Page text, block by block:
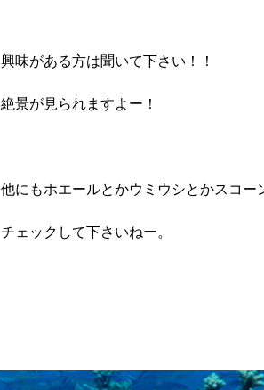
興味がある方は聞いて下さい！！
絶景が見られますよー！
他にもホエールとかウミウシとかスコー
チェックして下さいねー。